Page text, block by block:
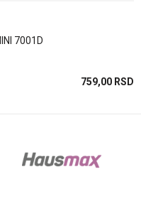
7001D
759,00 RSD